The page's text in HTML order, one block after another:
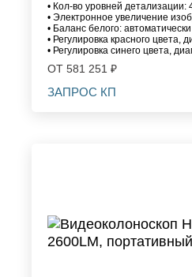
• Кол-во уровней детализации:
• Электронное увеличение
• Баланс белого: автоматически
• Регулировка красного цвета,
• Регулировка синего цвета,
ОТ 581 251 ₽
ЗАПРОС КП